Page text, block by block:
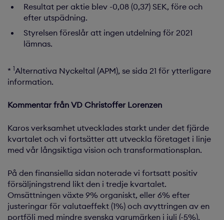
Resultat per aktie blev -0,08 (0,37) SEK, före och
efter utspädning.
Styrelsen föreslår att ingen utdelning för 2021
lämnas.
* 1Alternativa Nyckeltal (APM), se sida 21 för ytterligare
information.
Kommentar från VD Christoffer Lorenzen
Karos verksamhet utvecklades starkt under det fjärde
kvartalet och vi fortsätter att utveckla företaget i linje
med vår långsiktiga vision och transformationsplan.
På den finansiella sidan noterade vi fortsatt positiv
försäljningstrend likt den i tredje kvartalet.
Omsättningen växte 9% organiskt, eller 6% efter
justeringar för valutaeffekt (1%) och avyttringen av en
portfölj med mindre svenska varumärken i juli (-5%).